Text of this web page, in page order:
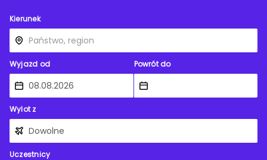
Kierunek
Wyjazd od Powrót do
Wylot z
Uczestnicy